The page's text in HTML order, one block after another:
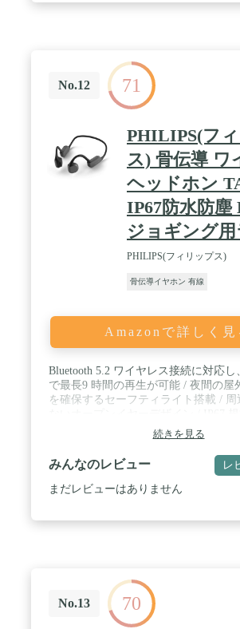
No.12 71
PHILIPS(フ
ス) 骨伝導 ワ
ヘッドホン
IP67防水防塵
ジョギング
PHILIPS(フィリップス)
骨伝導イヤホン 有線
Amazonで詳しく見
Bluetooth 5.2 ワイヤレス接続に対応し
で最長9 時間の再生が可能 / 夜間の屋
を確保するセーフティライト搭載 / 周
優れた防水性能 / 音楽や通話を簡単に
続きを見る
みんなのレビュー レ
まだレビューはありません
No.13 70